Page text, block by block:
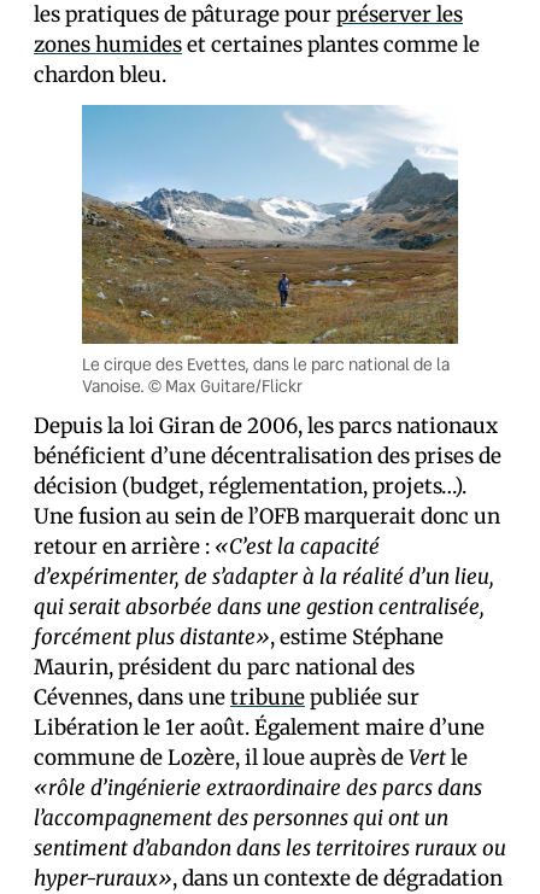
les pratiques de pâturage pourpréserver les
zones humideset certaines plantes comme le
chardon bleu.
Le cirque des Evettes, dans le parc national de la
Vanoise. © Max Guitare/Flickr
Depuis la loi Giran de 2006, les parcs nationaux
bénéficient d’une décentralisation des prises de
décision (budget, réglementation, projets…).
Une fusion au sein de l’OFB marquerait donc un
retour en arrière : «C’est la capacité
d’expérimenter, de s’adapter à la réalité d’un lieu,
qui serait absorbée dans une gestion centralisée,
forcément plus distante», estime Stéphane
Maurin, président du parc national des
Cévennes, dans unetribunepubliée sur
Libération le 1er août. Également maire d’une
commune de Lozère, il loue auprès deVertle
«rôle d’ingénierie extraordinaire des parcs dans
l’accompagnement des personnes qui ont un
sentiment d’abandon dans les territoires ruraux ou
hyper-ruraux», dans un contexte de dégradation